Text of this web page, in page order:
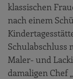
klassischen
nach einem
Schulabschluss
Maler- und
damaligen Chef